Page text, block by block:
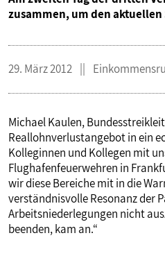
zusammen, um den
29. März 2012
Michael Kaulen,
Reallohnverlustangebot in ein
Kolleginnen und Kollegen mit
Flughafenfeuerwehren in
wir diese Bereiche mit in die
verständnisvolle Resonanz der
Arbeitsniederlegungen nicht
beenden, kam an.“